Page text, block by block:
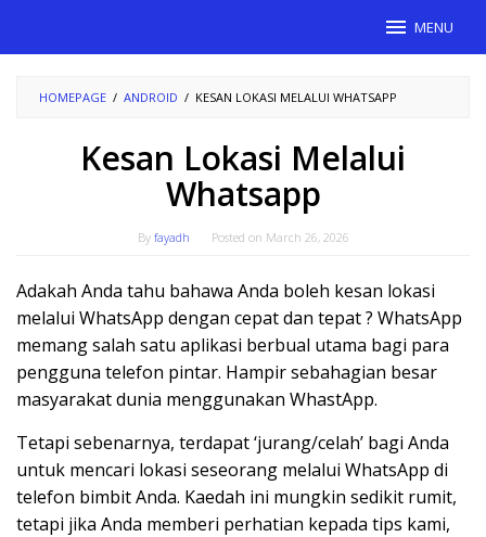
MENU
HOMEPAGE / ANDROID / KESAN LOKASI MELALUI WHATSAPP
Kesan Lokasi Melalui
Whatsapp
By fayadh Posted on March 26, 2026
Adakah Anda tahu bahawa Anda boleh kesan lokasi
melalui WhatsApp dengan cepat dan tepat ? WhatsApp
memang salah satu aplikasi berbual utama bagi para
pengguna telefon pintar. Hampir sebahagian besar
masyarakat dunia menggunakan WhastApp.
Tetapi sebenarnya, terdapat ‘jurang/celah’ bagi Anda
untuk mencari lokasi seseorang melalui WhatsApp di
telefon bimbit Anda. Kaedah ini mungkin sedikit rumit,
tetapi jika Anda memberi perhatian kepada tips kami,